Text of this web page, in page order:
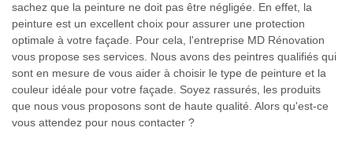
sachez que la peinture ne doit pas être négligée. En effet, la
peinture est un excellent choix pour assurer une protection
optimale à votre façade. Pour cela, l'entreprise MD Rénovation
vous propose ses services. Nous avons des peintres qualifiés qui
sont en mesure de vous aider à choisir le type de peinture et la
couleur idéale pour votre façade. Soyez rassurés, les produits
que nous vous proposons sont de haute qualité. Alors qu'est-ce
vous attendez pour nous contacter ?